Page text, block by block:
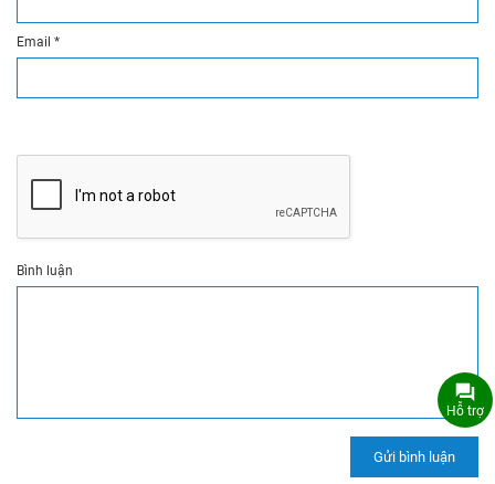
Email *
Bình luận
Hỗ trợ